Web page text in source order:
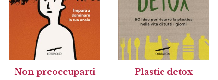
Non preoccuparti Plastic detox